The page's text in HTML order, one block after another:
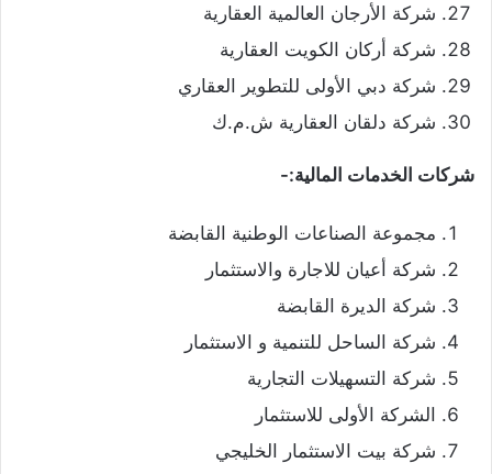
شركة الأرجان العالمية العقارية
شركة أركان الكويت العقارية
شركة دبي الأولى للتطوير العقاري
شركة دلقان العقارية ش.م.ك
شركات الخدمات المالية:-
مجموعة الصناعات الوطنية القابضة
شركة أعيان للاجارة والاستثمار
شركة الديرة القابضة
شركة الساحل للتنمية و الاستثمار
شركة التسهيلات التجارية
الشركة الأولى للاستثمار
شركة بيت الاستثمار الخليجي